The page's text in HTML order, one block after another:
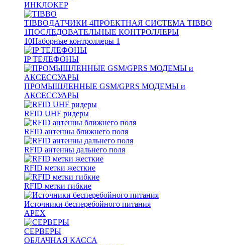
ИНКЛОКЕР
TIBBOДАТЧИКИ 4ПРОЕКТНАЯ СИСТЕМА TIBBO
1ПОСЛЕДОВАТЕЛЬНЫЕ КОНТРОЛЛЕРЫ
10Наборные контроллеры 1
IP ТЕЛЕФОНЫ
ПРОМЫШЛЕННЫЕ GSM/GPRS МОДЕМЫ и
АКСЕССУАРЫ
RFID UHF ридеры
RFID антенны ближнего поля
RFID антенны дальнего поля
RFID метки жесткие
RFID метки гибкие
Источники бесперебойного питания
APEX
СЕРВЕРЫ
ОБЛАЧНАЯ КАССА